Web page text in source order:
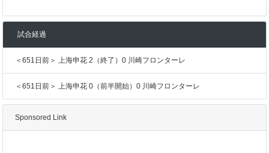
試合経過
＜651日前＞ 上海申花 2（終了）0 川崎フロンターレ
＜651日前＞ 上海申花 0（前半開始）0 川崎フロンターレ
Sponsored Link